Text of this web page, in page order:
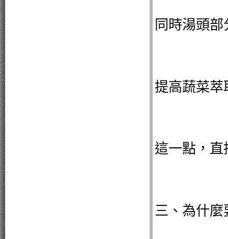
同時湯頭部
提高蔬菜
這一點，
三、為什